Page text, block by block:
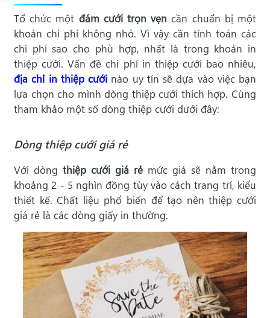
Tổ chức một đám cưới trọn vẹn cần chuẩn bị một
khoản chi phí không nhỏ. Vì vậy cần tính toán các
chi phí sao cho phù hợp, nhất là trong khoản in
thiệp cưới. Vấn đề chi phí in thiệp cưới bao nhiêu,
địa chỉ in thiệp cưới nào uy tín sẽ dựa vào việc bạn
lựa chọn cho mình dòng thiệp cưới thích hợp. Cùng
tham khảo một số dòng thiệp cưới dưới đây:
Dòng thiệp cưới giá rẻ
Với dòng thiệp cưới giá rẻ mức giá sẽ nằm trong
khoảng 2 - 5 nghìn đồng tùy vào cách trang trí, kiểu
thiết kế. Chất liệu phổ biến để tạo nên thiệp cưới
giá rẻ là các dòng giấy in thường.